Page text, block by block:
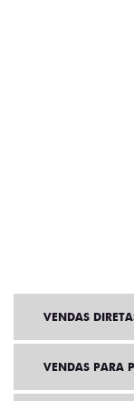
VENDAS
VENDAS PARA